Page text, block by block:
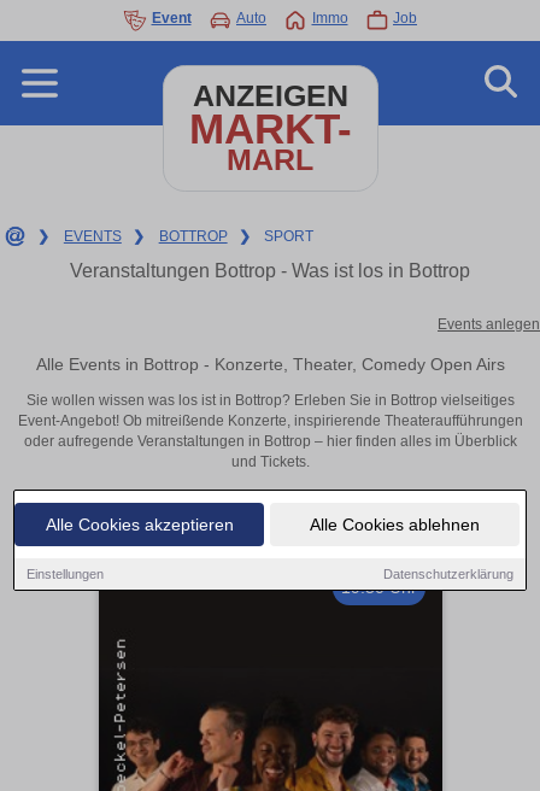
Alle Cookies akzeptieren Alle Cookies ablehnen
Einstellungen Datenschutzerklärung
Event Auto Immo Job
ANZEIGEN
MARKT-
MARL
❯ EVENTS ❯ BOTTROP ❯ SPORT
Veranstaltungen Bottrop - Was ist los in Bottrop
Events anlegen
Alle Events in Bottrop - Konzerte, Theater, Comedy Open Airs
Sie wollen wissen was los ist in Bottrop? Erleben Sie in Bottrop vielseitiges
Event-Angebot! Ob mitreißende Konzerte, inspirierende Theateraufführungen
oder aufregende Veranstaltungen in Bottrop – hier finden alles im Überblick
und Tickets.
19:30 Uhr